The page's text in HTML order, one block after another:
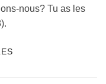
nous? Tu as les